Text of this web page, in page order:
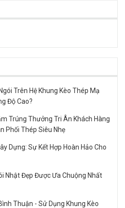
Trên Hệ Khung Kèo Thép Mạ
Độ Cao?
Trúng Thưởng Tri Ân Khách Hàng
Phối Thép Siêu Nhẹ
Dựng: Sự Kết Hợp Hoàn Hảo Cho
Nhật Đẹp Được Ưa Chuộng Nhất
Thuận - Sử Dụng Khung Kèo